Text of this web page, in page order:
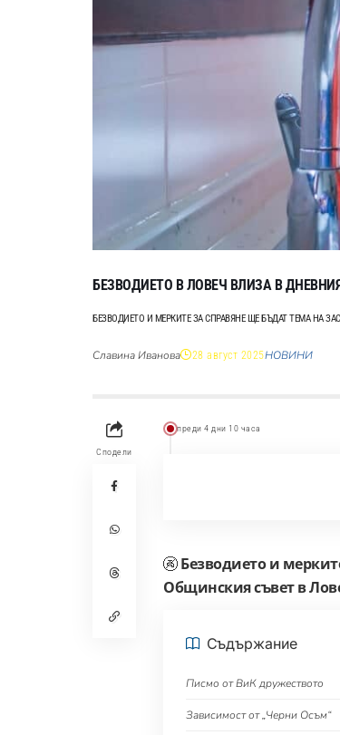
БЕЗВОДИЕТО В ЛОВЕЧ ВЛИЗА В
БЕЗВОДИЕТО И МЕРКИТЕ ЗА СПРАВЯНЕ ЩЕ БЪДАТ ТЕМА НА
Славина Иванова 28 август 2025НОВИНИ
Сподели
преди 4 дни 10 часа
🚱Безводието и
Общинския съвет в
Съдържание
Писмо от ВиК дружеството
Зависимост от „Черни Осъм“